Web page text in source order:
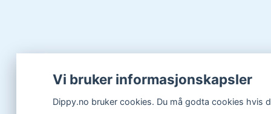
Vi bruker informasjonskapsler
Dippy.no bruker cookies. Du må godta cookies hvis